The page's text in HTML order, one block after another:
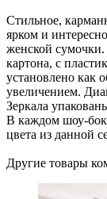
Стильное,
ярком и
женской сумочки.
картона, с
установлено как
увеличением.
Зеркала
В каждом шоу-
цвета из данной
Другие товары